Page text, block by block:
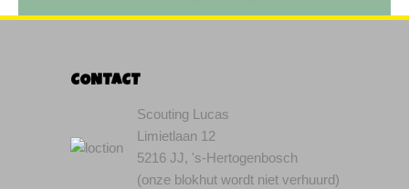
CONTACT
Scouting Lucas
Limietlaan 12
5216 JJ, 's-Hertogenbosch
(onze blokhut wordt niet verhuurd)